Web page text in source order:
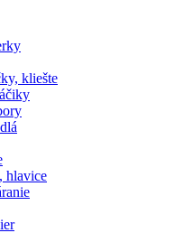
kliešte
hlavice